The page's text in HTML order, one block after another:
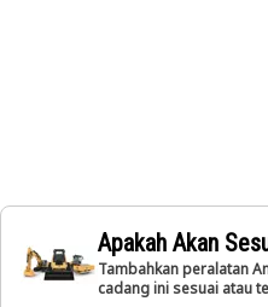
Apakah Akan
Tambahkan peralatan
cadang ini sesuai atau